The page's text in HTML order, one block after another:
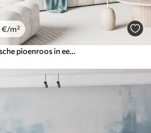
€/m²
Delicate volumetrische pioenroos in een koel kleurenpalet